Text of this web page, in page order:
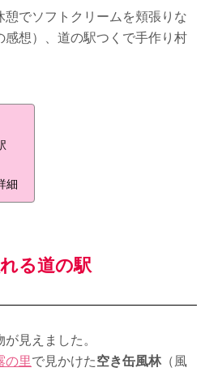
でソフトクリームを頬張りな
想）、道の駅つくで手作り村
細
る道の駅
見えました。
の里で見かけた空き缶風林（風